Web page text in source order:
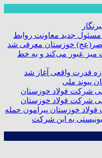
جدید معاونت روابط
خوزستان معرفی شد
میز عبور می‌کند و به خط
قدرت واقعی آغاز شد
پیوند ملی
خوزستان پیرامون حمله
به این شرکت